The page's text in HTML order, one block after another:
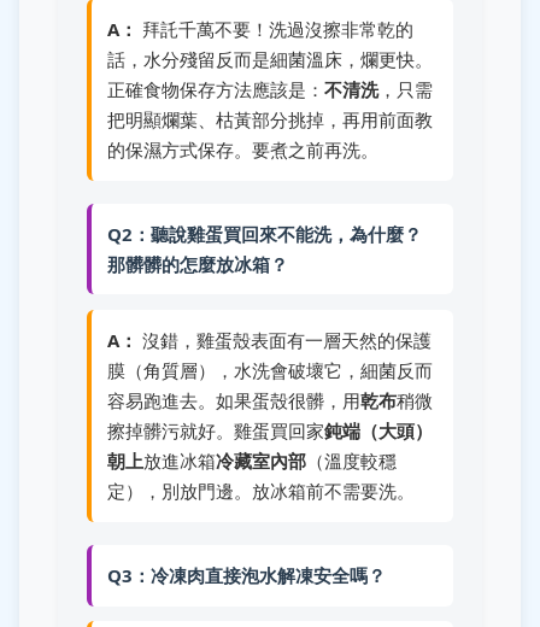
A： 拜託千萬不要！洗過沒擦非常乾的
話，水分殘留反而是細菌溫床，爛更快。
正確食物保存方法應該是： 不清洗，只需
把明顯爛葉、枯黃部分挑掉，再用前面教
的保濕方式保存。要煮之前再洗。
Q2：聽說雞蛋買回來不能洗，為什麼？
那髒髒的怎麼放冰箱？
A： 沒錯，雞蛋殼表面有一層天然的保護
膜（角質層），水洗會破壞它，細菌反而
容易跑進去。如果蛋殼很髒，用乾布稍微
擦掉髒污就好。雞蛋買回家鈍端（大頭）
朝上放進冰箱冷藏室內部（溫度較穩
定），別放門邊。放冰箱前不需要洗。
Q3：冷凍肉直接泡水解凍安全嗎？